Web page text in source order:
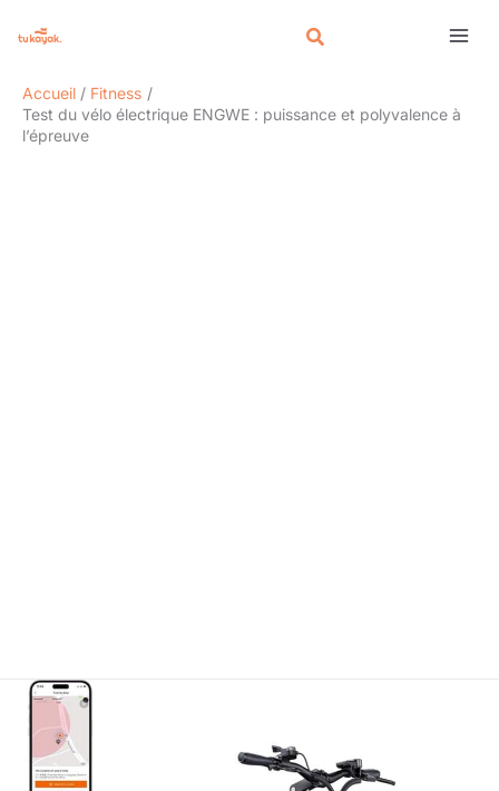
Accueil
Fitness
Test du vélo électrique ENGWE : puissance et polyvalence à
l’épreuve